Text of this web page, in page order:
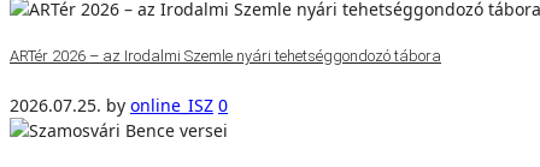
ARTér 2026 – az Irodalmi Szemle nyári tehetséggondozó tábora
2026.07.25. by online_ISZ 0